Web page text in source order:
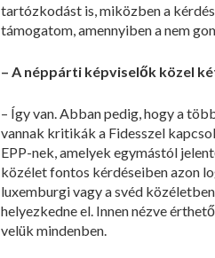
tartózkodást is, miközben a
támogatom, amennyiben a nem
– A néppárti képviselők közel
– Így van. Abban pedig, hogy a
vannak kritikák a Fidesszel
EPP-nek, amelyek egymástól
közélet fontos kérdéseiben azon
luxemburgi vagy a svéd
helyezkedne el. Innen nézve
velük mindenben.